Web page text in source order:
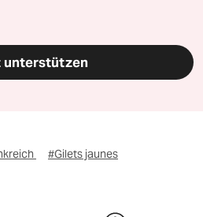
#Gilets jaunes